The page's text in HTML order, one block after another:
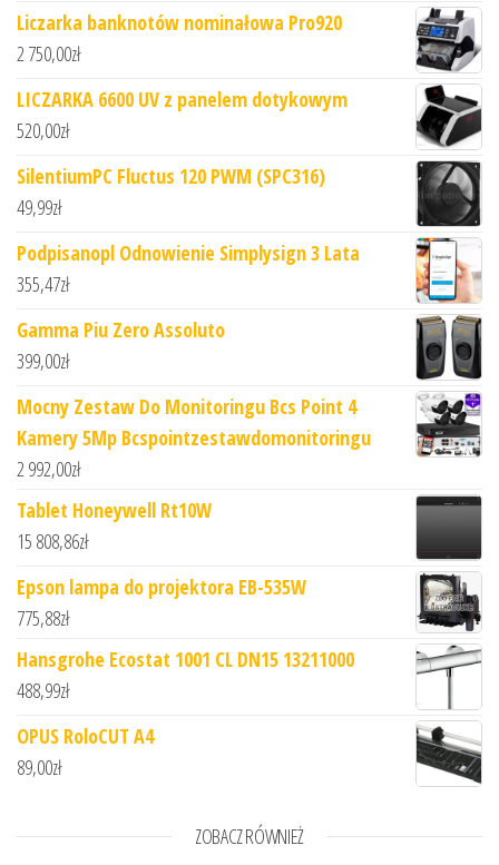
Liczarka banknotów nominałowa Pro920
2 750,00zł
LICZARKA 6600 UV z panelem dotykowym
520,00zł
SilentiumPC Fluctus 120 PWM (SPC316)
49,99zł
Podpisanopl Odnowienie Simplysign 3 Lata
355,47zł
Gamma Piu Zero Assoluto
399,00zł
Mocny Zestaw Do Monitoringu Bcs Point 4
Kamery 5Mp Bcspointzestawdomonitoringu
2 992,00zł
Tablet Honeywell Rt10W
15 808,86zł
Epson lampa do projektora EB-535W
775,88zł
Hansgrohe Ecostat 1001 CL DN15 13211000
488,99zł
OPUS RoloCUT A4
89,00zł
ZOBACZ RÓWNIEŻ